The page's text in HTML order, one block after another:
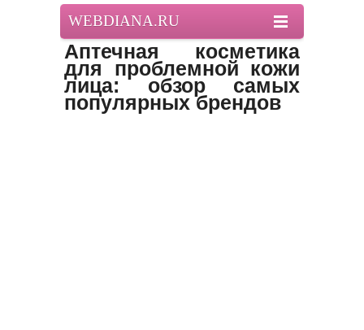
WEBDIANA.RU
Аптечная косметика
для проблемной кожи
лица: обзор самых
популярных брендов